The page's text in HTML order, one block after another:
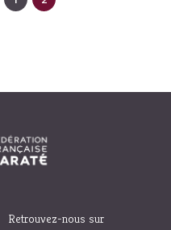
Retrouvez-nous sur